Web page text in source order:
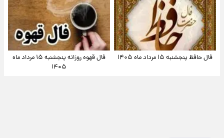
فال حافظ پنجشنبه ۱۵ مرداد ماه ۱۴۰۵
فال قهوه روزانه پنجشنبه ۱۵ مرداد ماه
۱۴۰۵